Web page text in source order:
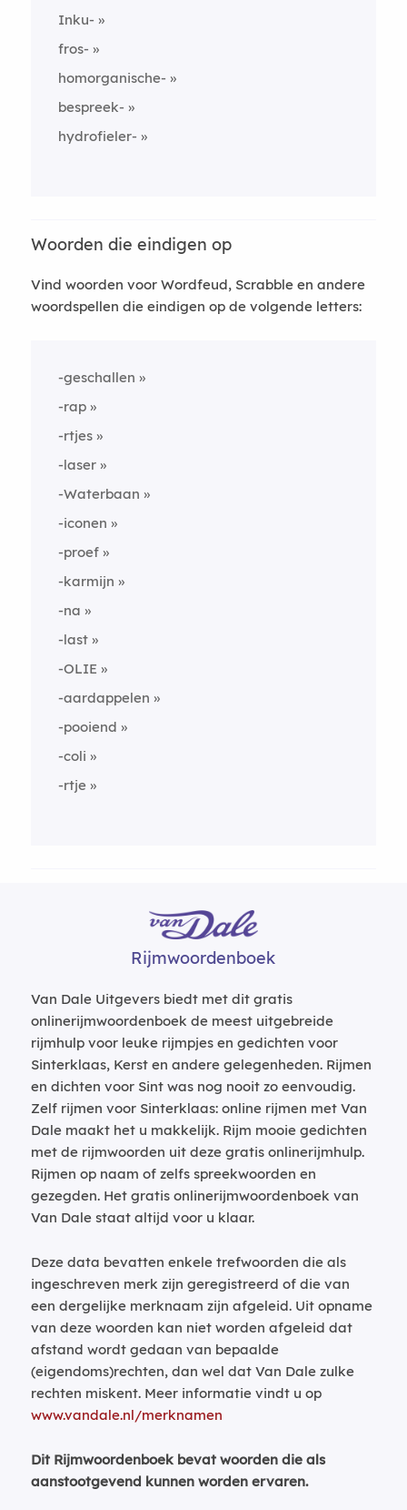
Inku-
fros-
homorganische-
bespreek-
hydrofieler-
Woorden die eindigen op
Vind woorden voor Wordfeud, Scrabble en andere
woordspellen die eindigen op de volgende letters:
-geschallen
-rap
-rtjes
-laser
-Waterbaan
-iconen
-proef
-karmijn
-na
-last
-OLIE
-aardappelen
-pooiend
-coli
-rtje
Rijmwoordenboek
Van Dale Uitgevers biedt met dit gratis
onlinerijmwoordenboek de meest uitgebreide
rijmhulp voor leuke rijmpjes en gedichten voor
Sinterklaas, Kerst en andere gelegenheden. Rijmen
en dichten voor Sint was nog nooit zo eenvoudig.
Zelf rijmen voor Sinterklaas: online rijmen met Van
Dale maakt het u makkelijk. Rijm mooie gedichten
met de rijmwoorden uit deze gratis onlinerijmhulp.
Rijmen op naam of zelfs spreekwoorden en
gezegden. Het gratis onlinerijmwoordenboek van
Van Dale staat altijd voor u klaar.
Deze data bevatten enkele trefwoorden die als
ingeschreven merk zijn geregistreerd of die van
een dergelijke merknaam zijn afgeleid. Uit opname
van deze woorden kan niet worden afgeleid dat
afstand wordt gedaan van bepaalde
(eigendoms)rechten, dan wel dat Van Dale zulke
rechten miskent. Meer informatie vindt u op
www.vandale.nl/merknamen
Dit Rijmwoordenboek bevat woorden die als
aanstootgevend kunnen worden ervaren.